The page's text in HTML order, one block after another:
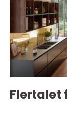
Flertalet